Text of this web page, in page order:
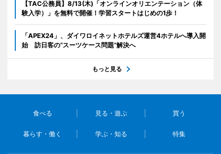
【TAC公務員】8/13(木)「オンラインオリエンテーション（体
験入学）」を無料で開催！学習スタートはじめの1歩！
「APEX24」、ダイワロイネットホテルズ運営4ホテルへ導入開
始 訪日客の“スーツケース問題”解決へ
もっと見る
食べる 見る・遊ぶ 買う
暮らす・働く 学ぶ・知る 特集